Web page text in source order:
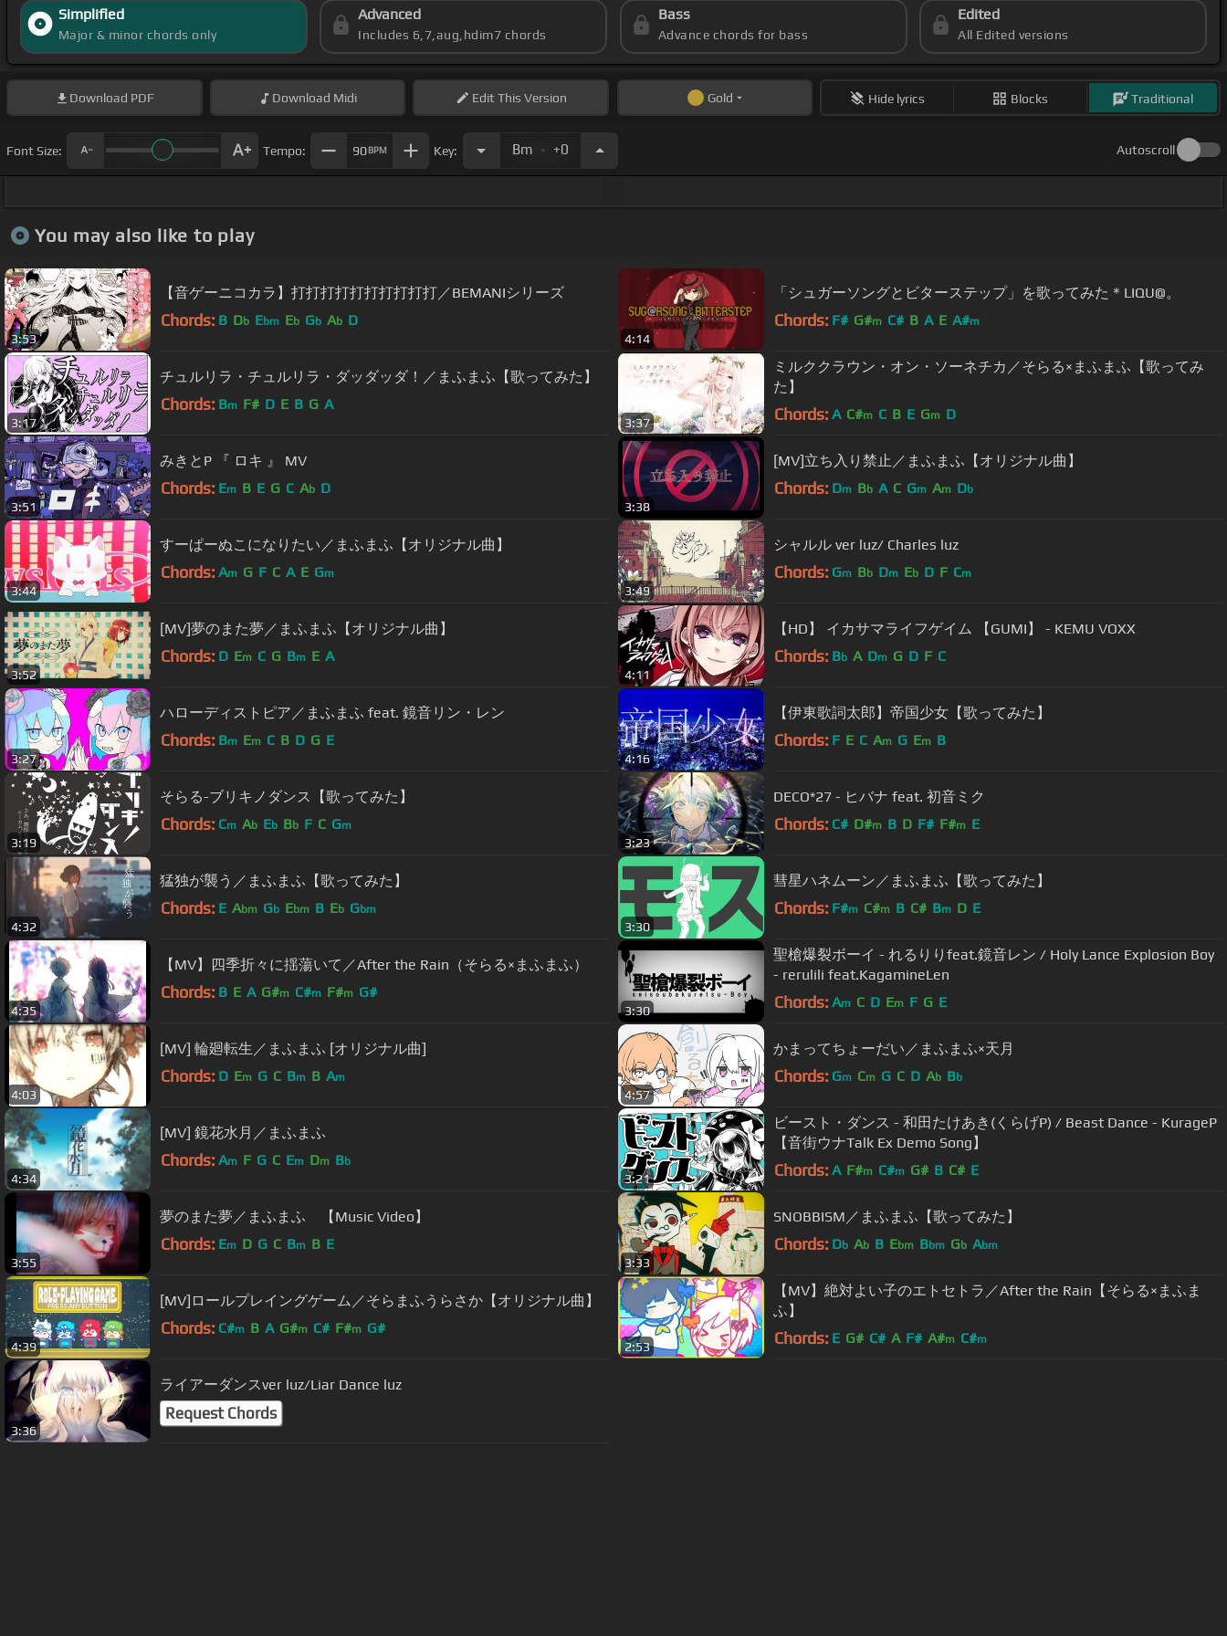
Simplified
Major & minor chords only
Advanced
Includes 6,7,aug,hdim7 chords
Bass
Advance chords for bass
Edited
All Edited versions
Download PDF Download Midi EditThis Version Gold Hide lyrics Blocks Traditional
Font Size: Tempo: 90BPM Key: Bm . +0 Autoscroll
You may also like to play
3:53
【音ゲーニコカラ】打打打打打打打打打打／BEMANIシリーズ
Chords: B Db Ebm Eb Gb Ab D
4:14
「シュガーソングとビターステップ」を歌ってみた＊LIQU@。
Chords: F# G#m C# B A E A#m
3:17
チュルリラ・チュルリラ・ダッダッダ！／まふまふ【歌ってみた】
Chords: Bm F# D E B G A
3:37
ミルククラウン・オン・ソーネチカ／そらる×まふまふ【歌ってみ
た】
Chords: A C#m C B E Gm D
3:51
みきとP 『 ロキ 』 MV
Chords: Em B E G C Ab D
3:38
[MV]立ち入り禁止／まふまふ【オリジナル曲】
Chords: Dm Bb A C Gm Am Db
3:44
すーぱーぬこになりたい／まふまふ【オリジナル曲】
Chords: Am G F C A E Gm
3:49
シャルル ver luz/ Charles luz
Chords: Gm Bb Dm Eb D F Cm
3:52
[MV]夢のまた夢／まふまふ【オリジナル曲】
Chords: D Em C G Bm E A
4:11
【HD】 イカサマライフゲイム 【GUMI】 - KEMU VOXX
Chords: Bb A Dm G D F C
3:27
ハローディストピア／まふまふ feat. 鏡音リン・レン
Chords: Bm Em C B D G E
4:16
【伊東歌詞太郎】帝国少女【歌ってみた】
Chords: F E C Am G Em B
3:19
そらる-ブリキノダンス【歌ってみた】
Chords: Cm Ab Eb Bb F C Gm
3:23
DECO*27 - ヒバナ feat. 初音ミク
Chords: C# D#m B D F# F#m E
4:32
猛独が襲う／まふまふ【歌ってみた】
Chords: E Abm Gb Ebm B Eb Gbm
3:30
彗星ハネムーン／まふまふ【歌ってみた】
Chords: F#m C#m B C# Bm D E
4:35
【MV】四季折々に揺蕩いて／After the Rain（そらる×まふまふ）
Chords: B E A G#m C#m F#m G#
3:30
聖槍爆裂ボーイ - れるりりfeat.鏡音レン / Holy Lance Explosion Boy
- rerulili feat.KagamineLen
Chords: Am C D Em F G E
4:03
[MV] 輪廻転生／まふまふ [オリジナル曲]
Chords: D Em G C Bm B Am
4:57
かまってちょーだい／まふまふ×天月
Chords: Gm Cm G C D Ab Bb
4:34
[MV] 鏡花水月／まふまふ
Chords: Am F G C Em Dm Bb
3:21
ビースト・ダンス - 和田たけあき(くらげP) / Beast Dance - KurageP
【音街ウナTalk Ex Demo Song】
Chords: A F#m C#m G# B C# E
3:55
夢のまた夢／まふまふ 【Music Video】
Chords: Em D G C Bm B E
3:33
SNOBBISM／まふまふ【歌ってみた】
Chords: Db Ab B Ebm Bbm Gb Abm
4:39
[MV]ロールプレイングゲーム／そらまふうらさか【オリジナル曲】
Chords: C#m B A G#m C# F#m G#
2:53
【MV】絶対よい子のエトセトラ／After the Rain【そらる×まふま
ふ】
Chords: E G# C# A F# A#m C#m
3:36
ライアーダンスver luz/Liar Dance luz
Request Chords